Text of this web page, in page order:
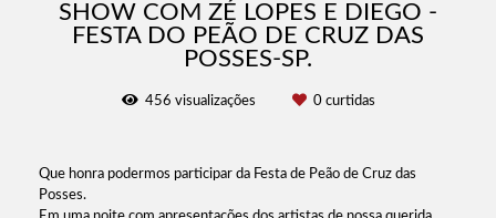
SHOW COM ZÉ LOPES E DIEGO -
FESTA DO PEÃO DE CRUZ DAS
POSSES-SP.
456 visualizações 0curtidas
Que honra podermos participar da Festa de Peão de Cruz das
Posses.